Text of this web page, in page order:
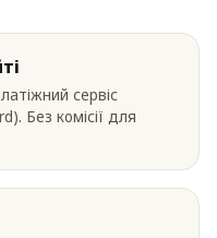
сервіс
Без комісії для